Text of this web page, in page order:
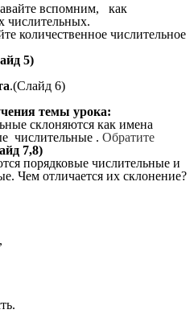
вспомним, как
числительных.
количественное числительное
5)
.(Слайд 6)
темы урока:
склоняются как имена
числительные . Обратите
7,8)
порядковые числительные и
Чем отличается их склонение?